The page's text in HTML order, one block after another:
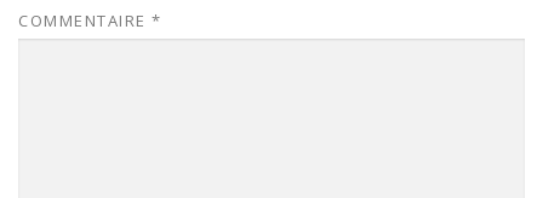
COMMENTAIRE *